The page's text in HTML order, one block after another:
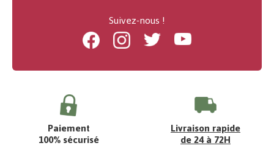
Suivez-nous !
FacebookInstagramTwitter Youtube
Paiement
100% sécurisé
Livraison rapide
de 24 à 72H